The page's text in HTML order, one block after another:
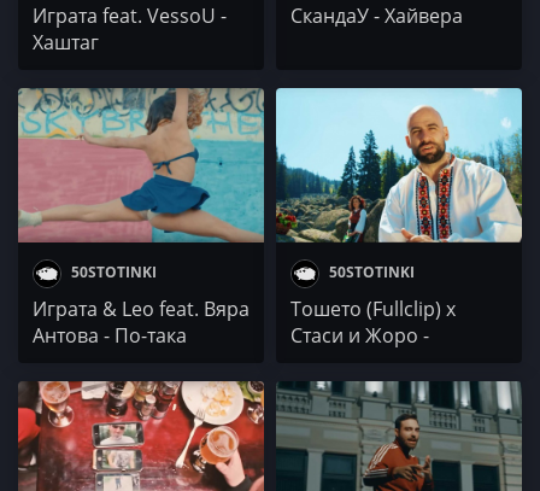
Играта feat. VessoU -
Хаштаг
СкандаУ - Хайвера
50STOTINKI
Играта & Leo feat. Вяра
Антова - По-така
50STOTINKI
Тошето (Fullclip) х
Стаси и Жоро -